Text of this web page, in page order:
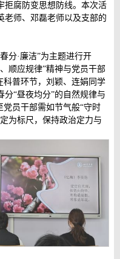
拒腐防变思想防线。本次活
老师、邓磊老师以及支部的
分·廉洁”为主题进行开
顺应规律”精神与党员干部
科普环节，刘颖、连娟同学
“昼夜均分”的自然规律与
党员干部需如节气般“守时
为标尺，保持政治定力与